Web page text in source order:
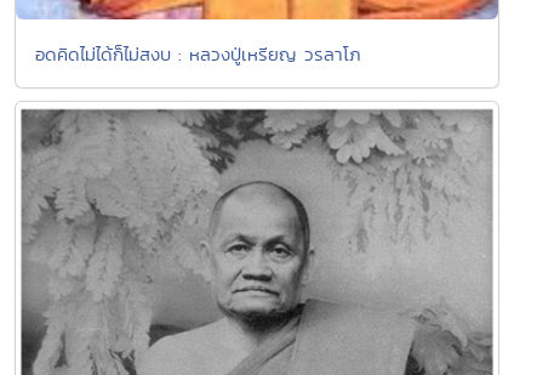
อดคิดไม่ได้ก็ไม่สงบ : หลวงปู่เหรียญ วรลาโภ